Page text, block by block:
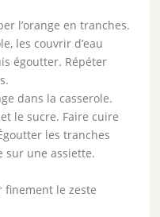
l’orange en tranches.
les couvrir d’eau
égoutter. Répéter
dans la casserole.
le sucre. Faire cuire
les tranches
sur une assiette.
finement le zeste